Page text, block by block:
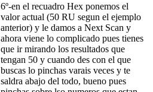
6º-en el recuadro Hex ponemos el
valor actual (50 RU segun el ejemplo
anterior) y le damos a Next Scan y
ahora viene lo complicado pues tienes
que ir mirando los resultados que
tengan 50 y cuando des con el que
buscas lo pinchas varais veces y te
saldra abajo del todo, bueno pues